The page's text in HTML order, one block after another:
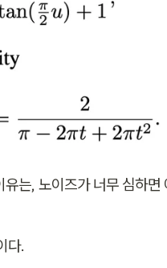
는, 노이즈가 너무 심하면
다.